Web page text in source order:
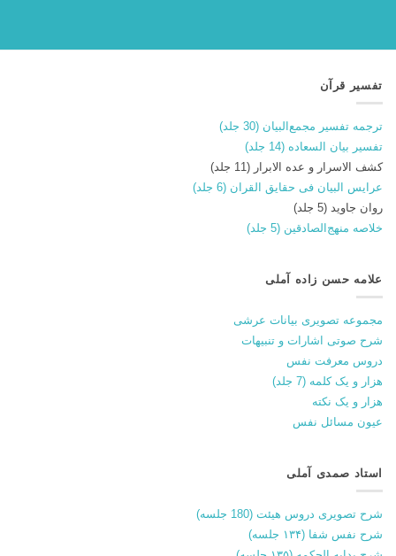
تفسیر قرآن
ترجمه تفسیر مجمع‌البیان (30 جلد)
تفسیر بیان السعاده (14 جلد)
کشف الاسرار و عده الابرار (11 جلد)
عرایس البیان فی حقایق القران (6 جلد)
روان جاوید (5 جلد)
خلاصه منهج‌الصادقین (5 جلد)
علامه حسن زاده آملی
مجموعه تصویری بیانات عرشی
شرح صوتی اشارات و تنبیهات
دروس معرفت نفس
هزار و یک کلمه (7 جلد)
هزار و یک نکته
عیون مسائل نفس
استاد صمدی آملی
شرح تصویری دروس هیئت (180 جلسه)
شرح نفس شفا (۱۳۴ جلسه)